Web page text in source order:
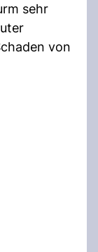
sehr
von